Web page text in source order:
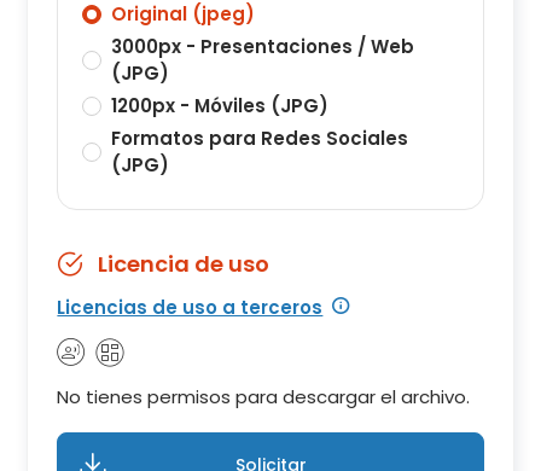
Original (jpeg)
3000px - Presentaciones / Web
(JPG)
1200px - Móviles (JPG)
Formatos para Redes Sociales
(JPG)
Licencia de uso
Licencias de uso a terceros
No tienes permisos para descargar el archivo.
Solicitar